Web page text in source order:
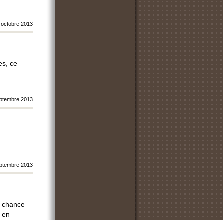
octobre 2013
ce
2013
2013
chance
en